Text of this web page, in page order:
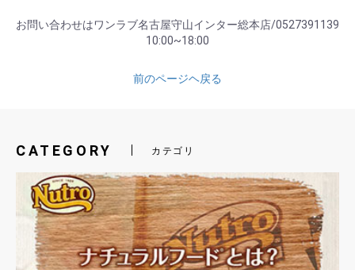
お問い合わせはワンラブ名古屋守山インター総本店/0527391139
10:00~18:00
前のページヘ戻る
CATEGORY カテゴリ